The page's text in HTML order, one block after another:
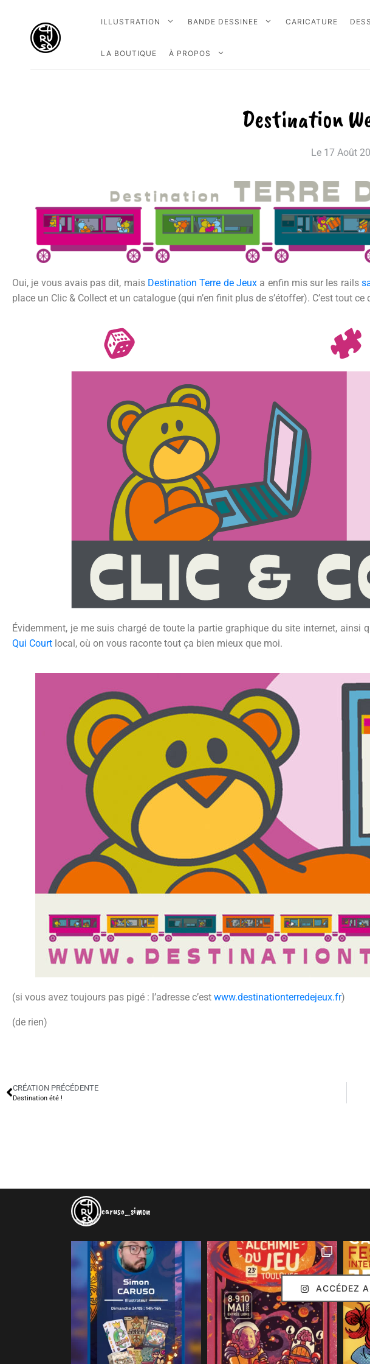
ILLUSTRATION BANDE DESSINEE CARICATURE
LA BOUTIQUE À PROPOS
Destination
Le 17 Août
Oui, je vous avais pas dit, mais Destination Terre de Jeuxa enfin mis sur les rails
place un Clic & Collect et un catalogue (qui n’en finit plus de s’étoffer). C’est tout
Évidemment, je me suis chargé de toute la partie graphique du site internet, ainsi
Qui Court local, où on vous raconte tout ça bien mieux que moi.
(si vous avez toujours pas pigé : l’adresse c’est www.destinationterredejeux.fr)
(de rien)
CRÉATION PRÉCÉDENTE
Destination été !
caruso_simon
ACCÉDEZ